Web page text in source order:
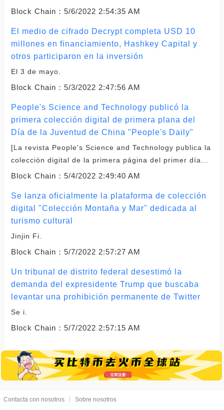
Block Chain： 5/6/2022 2:54:35 AM
El medio de cifrado Decrypt completa USD 10
millones en financiamiento, Hashkey Capital y
otros participaron en la inversión
El 3 de mayo.
Block Chain： 5/3/2022 2:47:56 AM
People's Science and Technology publicó la
primera colección digital de primera plana del
Día de la Juventud de China "People's Daily"
[La revista People's Science and Technology publica la
colección digital de la primera página del primer día...
Block Chain： 5/4/2022 2:49:40 AM
Se lanza oficialmente la plataforma de colección
digital "Colección Montaña y Mar" dedicada al
turismo cultural
Jinjin Fi.
Block Chain： 5/7/2022 2:57:27 AM
Un tribunal de distrito federal desestimó la
demanda del expresidente Trump que buscaba
levantar una prohibición permanente de Twitter
Se i.
Block Chain： 5/7/2022 2:57:15 AM
Contacta con nosotros Sobre nosotros